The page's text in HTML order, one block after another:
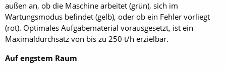
außen an, ob die Maschine arbeitet (grün), sich im
Wartungsmodus befindet (gelb), oder ob ein Fehler vorliegt
(rot). Optimales Aufgabematerial vorausgesetzt, ist ein
Maximaldurchsatz von bis zu 250 t/h erzielbar.
Auf engstem Raum